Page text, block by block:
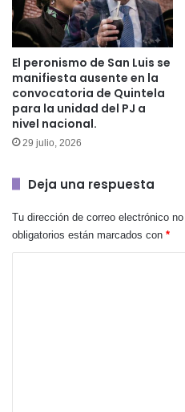
El peronismo de San Luis se
manifiesta ausente en la
convocatoria de Quintela
para la unidad del PJ a
nivel nacional.
29 julio, 2026
Deja una respuesta
Tu dirección de correo electrónico no
obligatorios están marcados con *